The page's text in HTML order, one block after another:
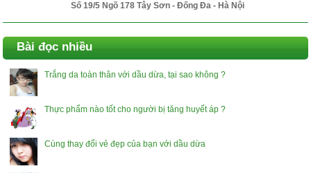
Số 19/5 Ngõ 178 Tây Sơn - Đống Đa - Hà Nội
Bài đọc nhiều
Trắng da toàn thân với dầu dừa, tại sao không ?
Thực phẩm nào tốt cho người bị tăng huyết áp ?
Cùng thay đổi vẻ đẹp của bạn với dầu dừa